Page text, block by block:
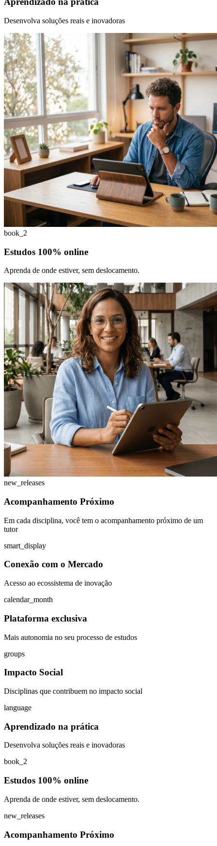
Desenvolva soluções reais e inovadoras
book_2
Estudos 100% online
Aprenda de onde estiver, sem deslocamento.
new_releases
Acompanhamento Próximo
Em cada disciplina, você tem o acompanhamento próximo de um
tutor
smart_display
Conexão com o Mercado
Acesso ao ecossistema de inovação
calendar_month
Plataforma exclusiva
Mais autonomia no seu processo de estudos
groups
Impacto Social
Disciplinas que contribuem no impacto social
language
Aprendizado na prática
Desenvolva soluções reais e inovadoras
book_2
Estudos 100% online
Aprenda de onde estiver, sem deslocamento.
new_releases
Acompanhamento Próximo